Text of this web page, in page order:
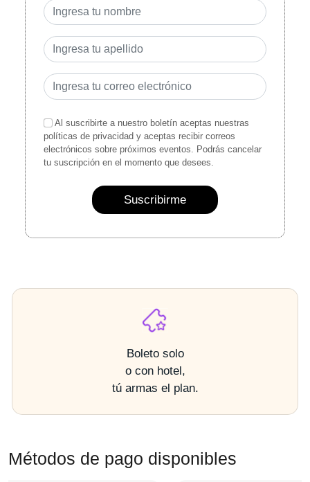
Al suscribirte a nuestro boletín aceptas nuestras
políticas de privacidad y aceptas recibir correos
electrónicos sobre próximos eventos. Podrás cancelar
tu suscripción en el momento que desees.
Suscribirme
Boleto solo
o con hotel,
tú armas el plan.
Métodos de pago disponibles